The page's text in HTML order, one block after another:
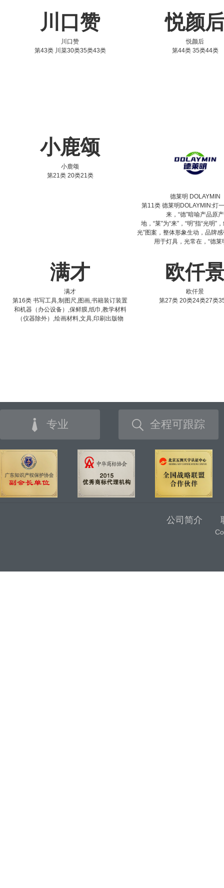
川口赞
川口赞
第43类 川菜30类35类43类
悦颜
悦颜后
第44类 35类44类
小鹿颂
小鹿颂
第21类 20类21类
德莱明 DOLAYMIN
第11类 德莱明DOLAYMIN:灯
来，“德”暗喻产品原产
地，“莱”为“来”，“明”指“光明”
光”图案，整体形象生动，品牌
用于灯具，光常在，“德莱
满才
满才
第16类 书写工具,制图尺,图画,书籍装订装置
和机器（办公设备）,保鲜膜,纸巾,教学材料
（仪器除外）,绘画材料,文具,印刷出版物
欧仟
欧仟景
第27类 20类24类27类
专业 全程可跟踪
公司简介